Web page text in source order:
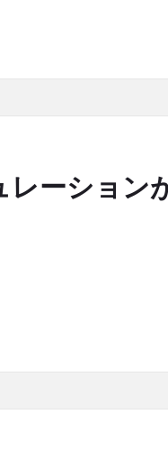
レーショ
ョンズ・リサーチ誌」に掲